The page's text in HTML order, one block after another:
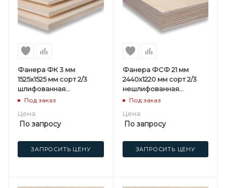
Фанера ФК 3 мм
1525х1525 мм сорт 2/3
шлифованная
березовая
Под заказ
Цена:
По запросу
ЗАПРОСИТЬ ЦЕНУ
Фанера ФСФ 21 мм
2440х1220 мм сорт 2/3
нешлифованная
хвойная
Под заказ
Цена:
По запросу
ЗАПРОСИТЬ ЦЕНУ